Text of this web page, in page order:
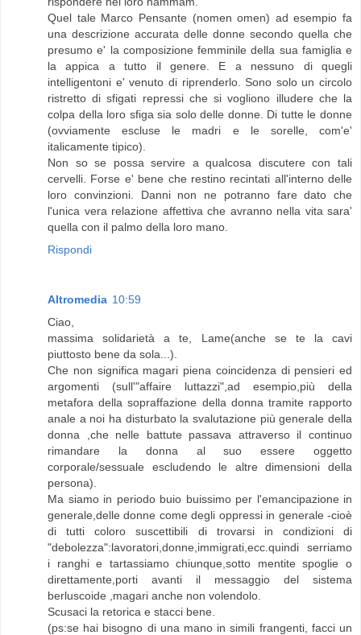
Quel tale Marco Pensante (nomen omen) ad esempio fa
una descrizione accurata delle donne secondo quella che
presumo e' la composizione femminile della sua famiglia e
la appica a tutto il genere. E a nessuno di quegli
intelligentoni e' venuto di riprenderlo. Sono solo un circolo
ristretto di sfigati repressi che si vogliono illudere che la
colpa della loro sfiga sia solo delle donne. Di tutte le donne
(ovviamente escluse le madri e le sorelle, com'e'
italicamente tipico).
Non so se possa servire a qualcosa discutere con tali
cervelli. Forse e' bene che restino recintati all'interno delle
loro convinzioni. Danni non ne potranno fare dato che
l'unica vera relazione affettiva che avranno nella vita sara'
quella con il palmo della loro mano.
Rispondi
Altromedia 10:59
Ciao,
massima solidarietà a te, Lame(anche se te la cavi
piuttosto bene da sola...).
Che non significa magari piena coincidenza di pensieri ed
argomenti (sull'"affaire luttazzi",ad esempio,più della
metafora della sopraffazione della donna tramite rapporto
anale a noi ha disturbato la svalutazione più generale della
donna ,che nelle battute passava attraverso il continuo
rimandare la donna al suo essere oggetto
corporale/sessuale escludendo le altre dimensioni della
persona).
Ma siamo in periodo buio buissimo per l'emancipazione in
generale,delle donne come degli oppressi in generale -cioè
di tutti coloro suscettibili di trovarsi in condizioni di
"debolezza":lavoratori,donne,immigrati,ecc.quindi serriamo
i ranghi e tartassiamo chiunque,sotto mentite spoglie o
direttamente,porti avanti il messaggio del sistema
berluscoide ,magari anche non volendolo.
Scusaci la retorica e stacci bene.
(ps:se hai bisogno di una mano in simili frangenti, facci un